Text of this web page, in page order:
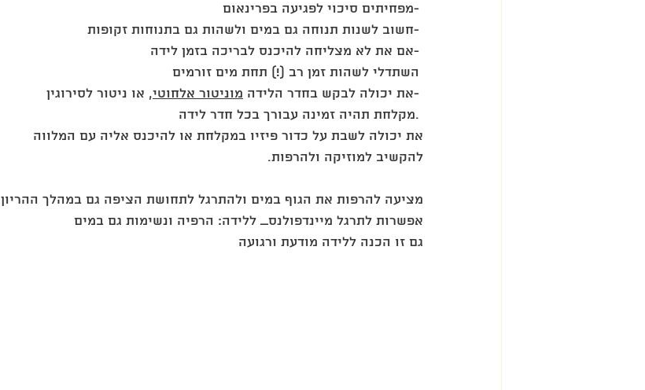
‎מפחיתים סיכוי לפגיעה בפרינאום-
‎חשוב לשנות תנוחה גם במים ולשהות גם בתנוחות זקופות-
‎אם את לא מצליחה להיכנס לבריכה בזמן לידה-
‎את יכולה לבקש בחדר הלידה מוניטור אלחוטי
, או ניטור לסירוגין-
‎מקלחת תהיה זמינה עבורך בכל חדר לידה.
את יכולה לשבת על כדור פיזיו במקלחת או להיכנס אליה עם המלווה
להקשיב למוזיקה ולהרפות.
מציעה להרפות את הגוף במים ולהתרגל לתחושת הציפה גם במהלך ההריון
אפשרות לתרגל מיינדפולנס_ ללידה: הרפיה ונשימות גם במים
גם זו הכנה ללידה מודעת ורגועה